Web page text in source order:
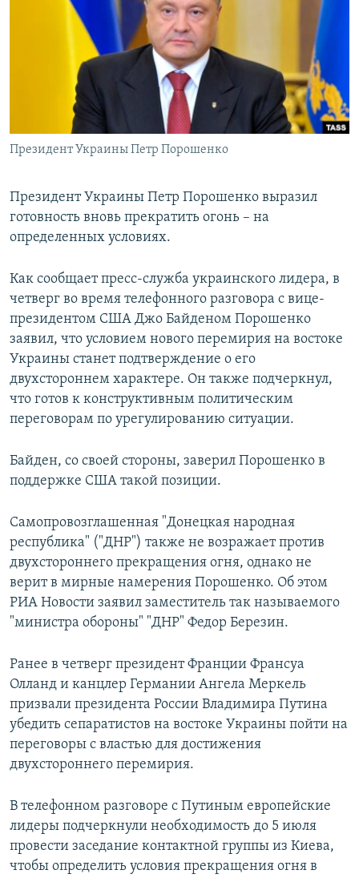
РАСПИСАНИЕ ВЕЩАНИЯ
ПОДПИШИТЕСЬ НА РАССЫЛКУ
СОЦИАЛЬНЫЕ СЕТИ
Все сайты РСЕ/РС
Президент Украины Петр Порошенко
Президент Украины Петр Порошенко выразил
готовность вновь прекратить огонь – на
определенных условиях.
Как сообщает пресс-служба украинского лидера, в
четверг во время телефонного разговора с вице-
президентом США Джо Байденом Порошенко
заявил, что условием нового перемирия на востоке
Украины станет подтверждение о его
двухстороннем характере. Он также подчеркнул,
что готов к конструктивным политическим
переговорам по урегулированию ситуации.
Байден, со своей стороны, заверил Порошенко в
поддержке США такой позиции.
Самопровозглашенная "Донецкая народная
республика" ("ДНР") также не возражает против
двухстороннего прекращения огня, однако не
верит в мирные намерения Порошенко. Об этом
РИА Новости заявил заместитель так называемого
"министра обороны" "ДНР" Федор Березин.
Ранее в четверг президент Франции Франсуа
Олланд и канцлер Германии Ангела Меркель
призвали президента России Владимира Путина
убедить сепаратистов на востоке Украины пойти на
переговоры с властью для достижения
двухстороннего перемирия.
В телефонном разговоре с Путиным европейские
лидеры подчеркнули необходимость до 5 июля
провести заседание контактной группы из Киева,
чтобы определить условия прекращения огня в